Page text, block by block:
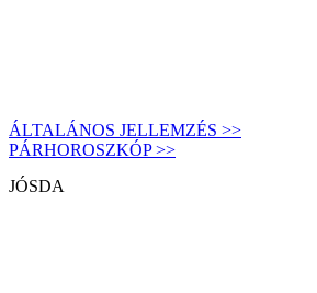
ÁLTALÁNOS JELLEMZÉS >>
PÁRHOROSZKÓP >>
JÓSDA